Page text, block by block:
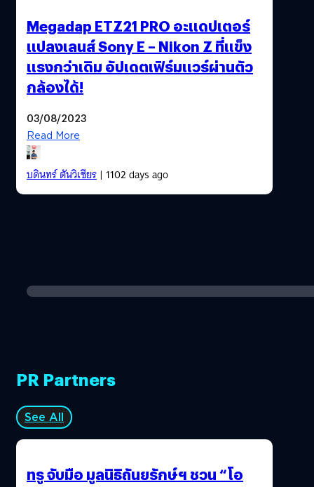
Megadap ETZ21 PRO อะแดปเตอร์
แปลงเลนส์ Sony E – Nikon Z ที่แข็ง
แรงกว่าเดิม อัปเดตเฟิร์มแวร์ผ่านตัว
กล้องได้!
03/08/2023
Read More
บดินทร์ ตันวิเชียร| 1102 days ago
PR Partners
See All
ทรู จับมือ มูลนิธิถันยรักษ์ฯ ชวน “โอ